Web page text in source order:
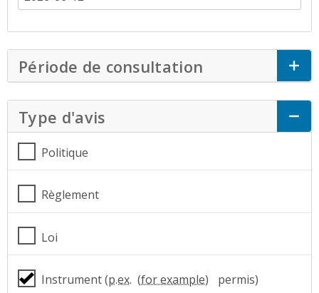
Période de consultation Click to
Type d'avis Click to Expand Accordion
Politique
Règlement
Loi
Instrument (p.ex. permis)